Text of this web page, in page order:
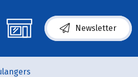
Newsletter